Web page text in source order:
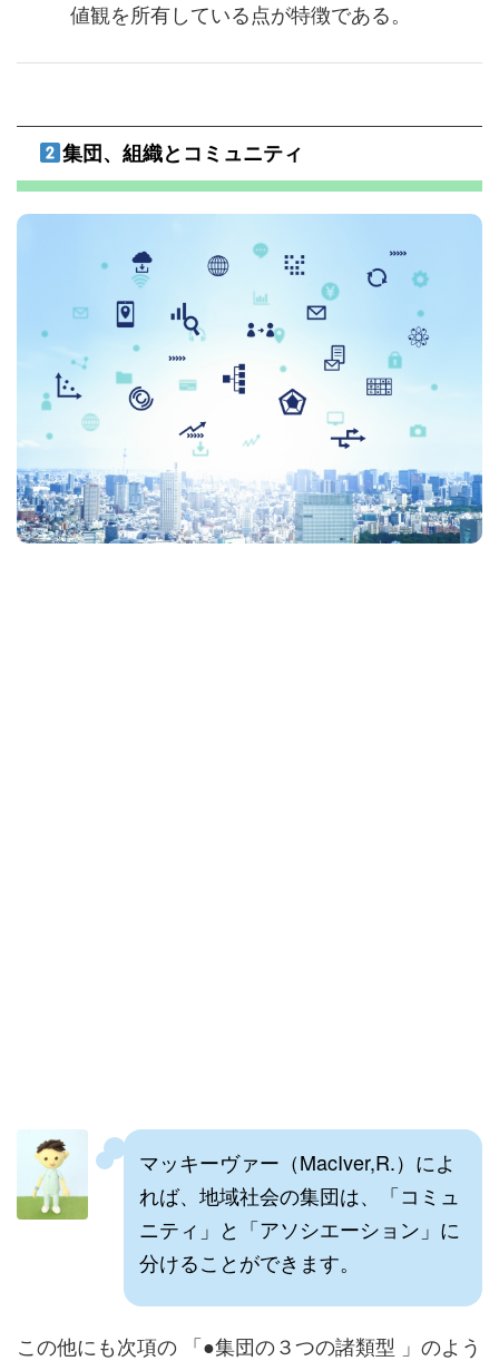
値観を所有している点が特徴である。
集団、組織とコミュニティ
マッキーヴァー（MacIver,R.）によ
れば、地域社会の集団は、「コミュ
ニティ」と「アソシエーション」に
分けることができます。
この他にも次項の 「●集団の３つの諸類型 」のよう